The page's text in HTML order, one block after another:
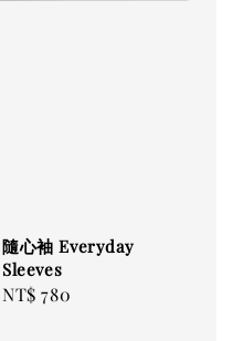
隨心袖 Everyday
Sleeves
Regular
NT$ 780